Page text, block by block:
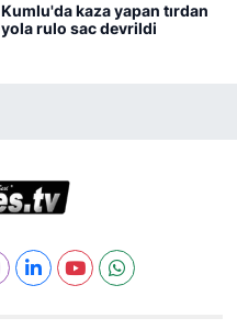
Kumlu'da kaza yapan tırdan
yola rulo sac devrildi